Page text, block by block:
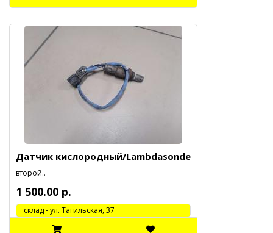
Датчик кислородный/Lambdasonde
второй..
1 500.00 р.
cклад - ул. Тагильская, 37